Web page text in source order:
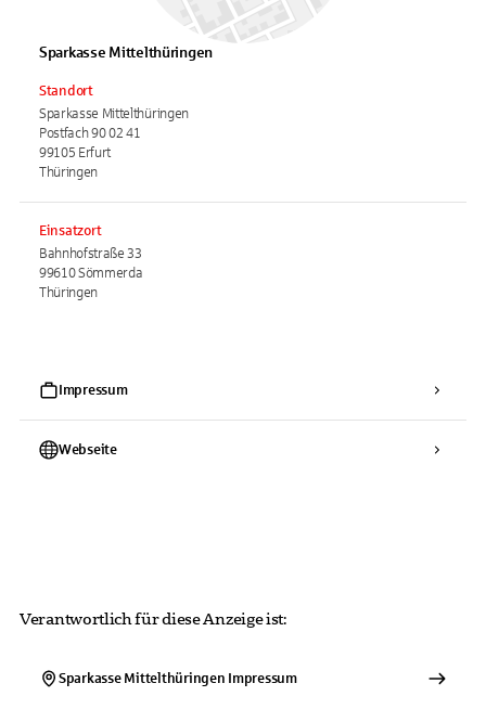
Sparkasse Mittelthüringen
Standort
Sparkasse Mittelthüringen
Postfach 90 02 41
99105 Erfurt
Thüringen
Einsatzort
Bahnhofstraße 33
99610 Sömmerda
Thüringen
Impressum
Webseite
Verantwortlich für diese Anzeige ist:
Sparkasse Mittelthüringen Impressum